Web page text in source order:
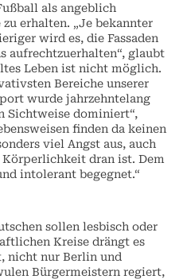
als angeblich
erhalten. „Je bekannter
wird es, die Fassaden
aufrechtzuerhalten“, glaubt
Leben ist nicht möglich.
Bereiche unserer
wurde jahrzehntelang
Sichtweise dominiert“,
finden da keinen
viel Angst aus, auch
dran ist. Dem
intolerant begegnet.“
sollen lesbisch oder
Kreise drängt es
nicht nur Berlin und
Bürgermeistern regiert,